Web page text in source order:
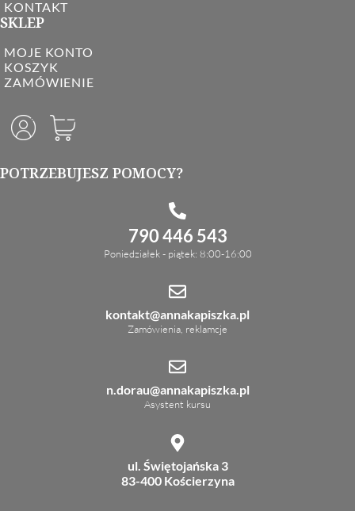
KONTAKT
SKLEP
MOJE KONTO
KOSZYK
ZAMÓWIENIE
POTRZEBUJESZ POMOCY?
790 446 543
Poniedziałek - piątek: 8:00-16:00
kontakt@annakapiszka.pl
Zamówienia, reklamcje
n.dorau@annakapiszka.pl
Asystent kursu
ul. Świętojańska 3
83-400 Kościerzyna